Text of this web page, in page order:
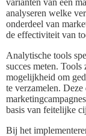
varianten van een
analyseren welke
onderdeel van
de effectiviteit van
Analytische tools
succes meten.
mogelijkheid om
te verzamelen.
basis van feitelijke
Bij het